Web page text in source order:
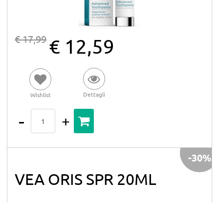
€ 17,99 € 12,59
Wishlist Dettagli
VEA ORIS SPR 20ML
-30%